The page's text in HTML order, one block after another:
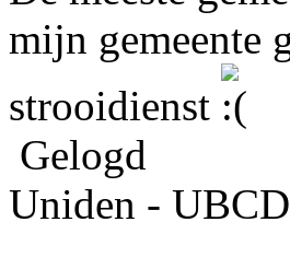
mijn gemeente
strooidienst
Gelogd
Uniden -